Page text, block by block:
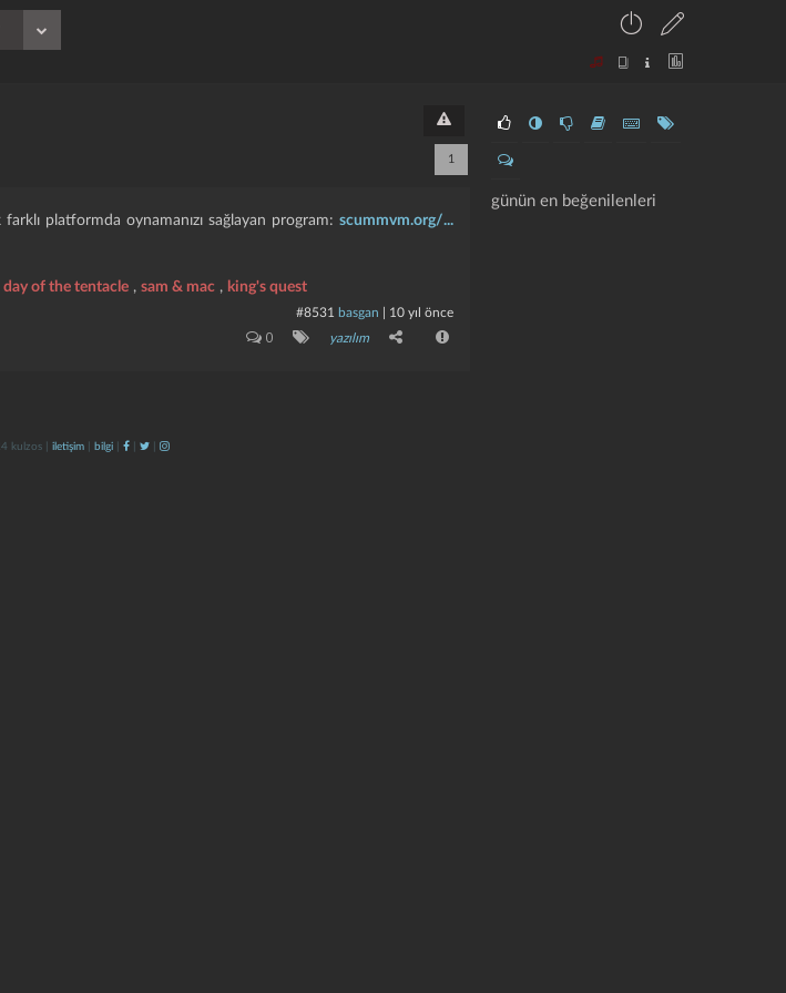
günün en beğenilenleri
1
farklı platformda oynamanızı sağlayan program: scummvm.org/...
day of the tentacle ,sam & mac , king's quest
#8531 basgan 10 yıl önce
0 yazılım
kulzos | iletişim bilgi